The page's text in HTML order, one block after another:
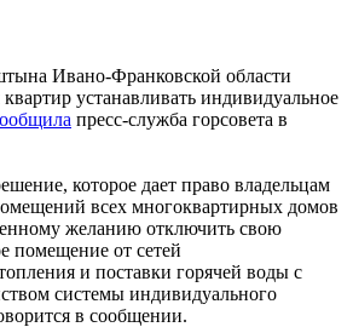
Ивано-Франковской области
устанавливать индивидуальное
пресс-служба горсовета в
которое дает право владельцам
всех многоквартирных домов
желанию отключить свою
помещение от сетей
и поставки горячей воды с
системы индивидуального
в сообщении.